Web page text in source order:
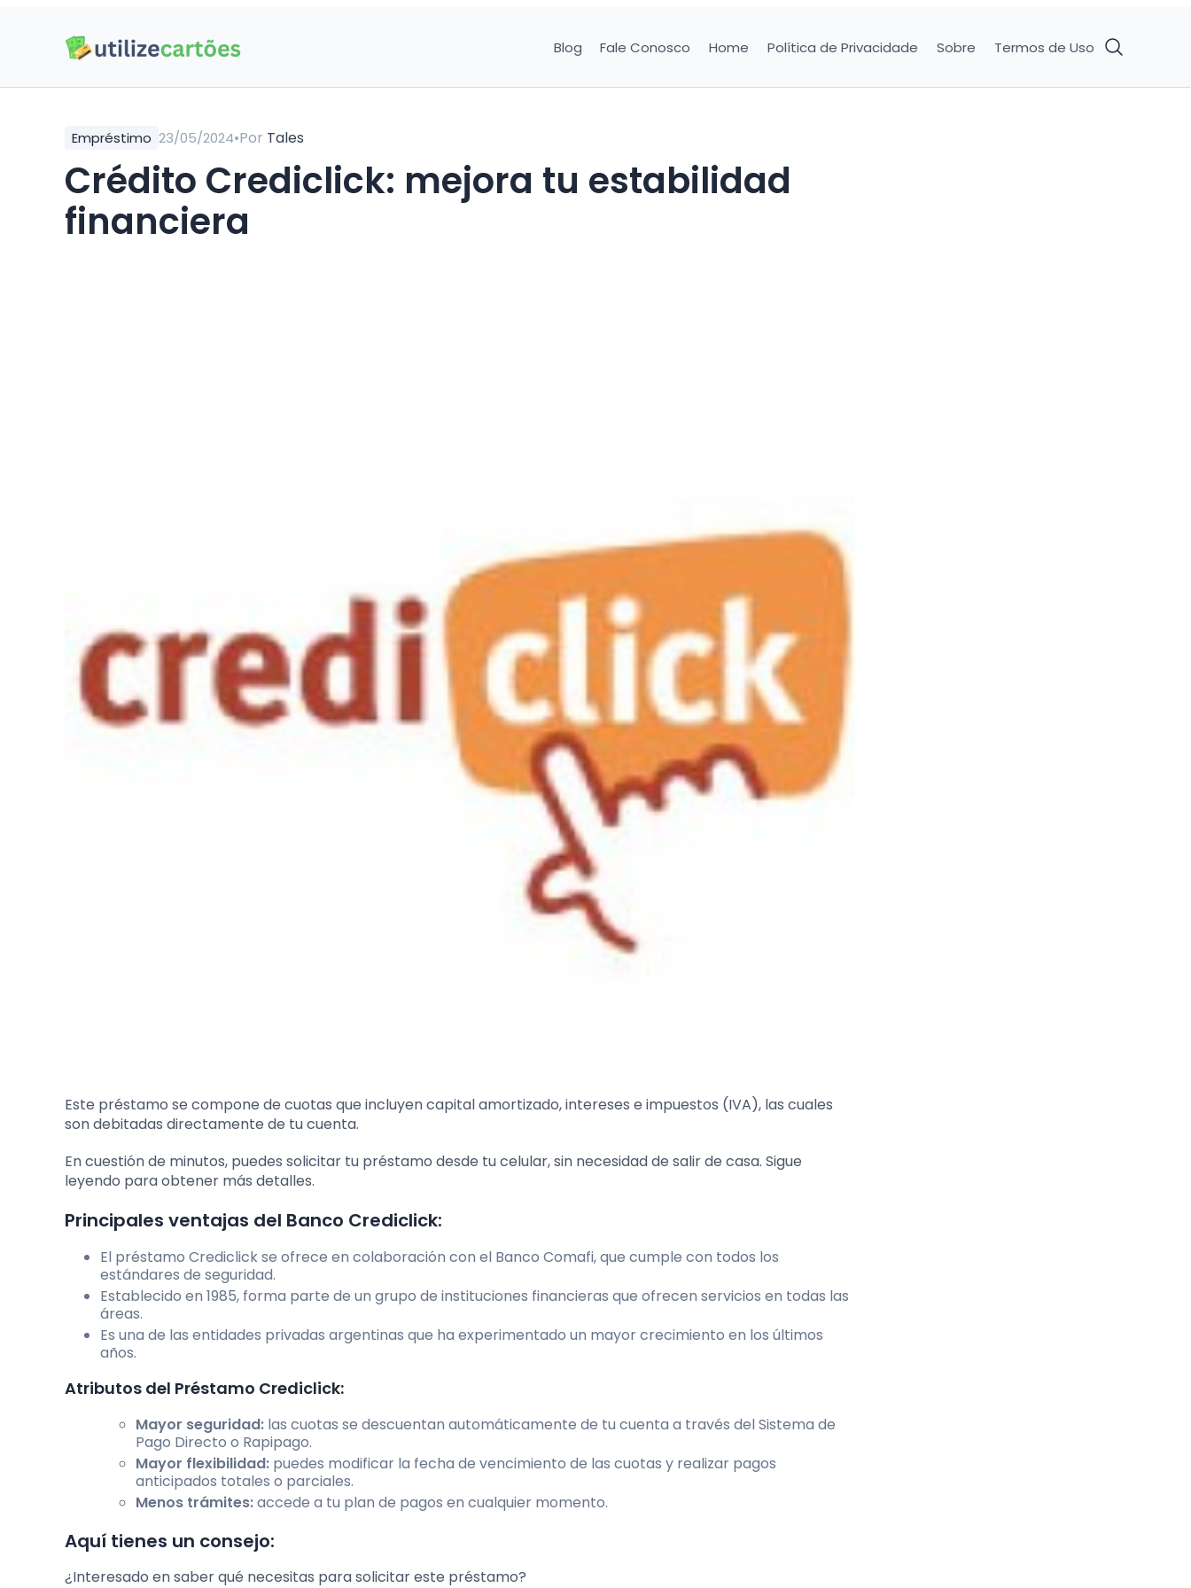
Blog Fale Conosco Home Política de Privacidade Sobre Termos de Uso
Empréstimo 23/05/2024•Por Tales
Crédito Crediclick: mejora tu estabilidad
financiera
Este préstamo se compone de cuotas que incluyen capital amortizado, intereses e impuestos (IVA), las cuales
son debitadas directamente de tu cuenta.
En cuestión de minutos, puedes solicitar tu préstamo desde tu celular, sin necesidad de salir de casa. Sigue
leyendo para obtener más detalles.
Principales ventajas del Banco Crediclick:
El préstamo Crediclick se ofrece en colaboración con el Banco Comafi, que cumple con todos los
estándares de seguridad.
Establecido en 1985, forma parte de un grupo de instituciones financieras que ofrecen servicios en todas las
áreas.
Es una de las entidades privadas argentinas que ha experimentado un mayor crecimiento en los últimos
años.
Atributos del Préstamo Crediclick:
Mayor seguridad: las cuotas se descuentan automáticamente de tu cuenta a través del Sistema de
Pago Directo o Rapipago.
Mayor flexibilidad: puedes modificar la fecha de vencimiento de las cuotas y realizar pagos
anticipados totales o parciales.
Menos trámites:accede a tu plan de pagos en cualquier momento.
Aquí tienes un consejo:
¿Interesado en saber qué necesitas para solicitar este préstamo?